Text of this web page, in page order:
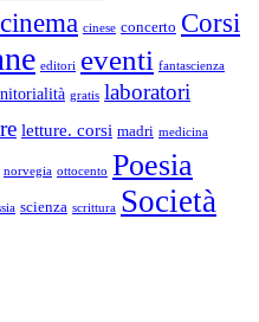
cinema cinese concerto Corsi
editori eventi fantascienza
gratis laboratori
letture. corsi madri medicina
norvegia ottocento Poesia
scienza scrittura Società